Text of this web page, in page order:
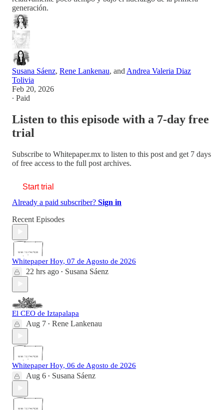
generación.
Susana Sáenz, Rene Lankenau, and Andrea Valeria Diaz
Tolivia
Feb 20, 2026
∙ Paid
Listen to this episode with a 7-day free
trial
Subscribe to Whitepaper.mx to listen to this post and get 7 days
of free access to the full post archives.
Start trial
Already a paid subscriber? Sign in
Recent Episodes
Whitepaper Hoy, 07 de Agosto de 2026
22 hrs ago • Susana Sáenz
El CEO de Iztapalapa
Aug 7 • Rene Lankenau
Whitepaper Hoy, 06 de Agosto de 2026
Aug 6 • Susana Sáenz